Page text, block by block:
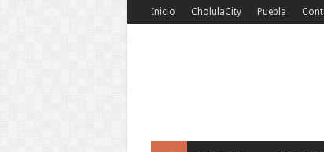
Inicio CholulaCity Puebla